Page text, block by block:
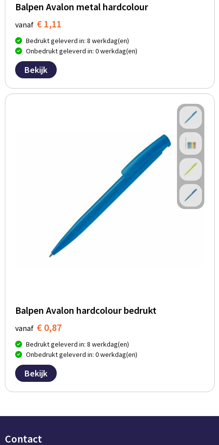
Balpen Avalon metal hardcolour
vanaf € 1,11
Bedrukt geleverd in: 8 werkdag(en)
Onbedrukt geleverd in: 0 werkdag(en)
Bekijk
Balpen Avalon hardcolour bedrukt
vanaf € 0,87
Bedrukt geleverd in: 8 werkdag(en)
Onbedrukt geleverd in: 0 werkdag(en)
Bekijk
Contact